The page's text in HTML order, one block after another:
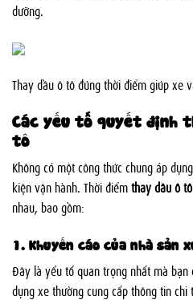
dưỡng.
Thay dầu ô tô đúng thời điểm giúp xe
Các yếu tố quyết định
tô
Không có một công thức chung áp
kiện vận hành. Thời điểmthay dầu ô tô
nhau, bao gồm:
1. Khuyến cáo của nhà sản
Đây là yếu tố quan trọng nhất mà bạn
dụng xe thường cung cấp thông tin